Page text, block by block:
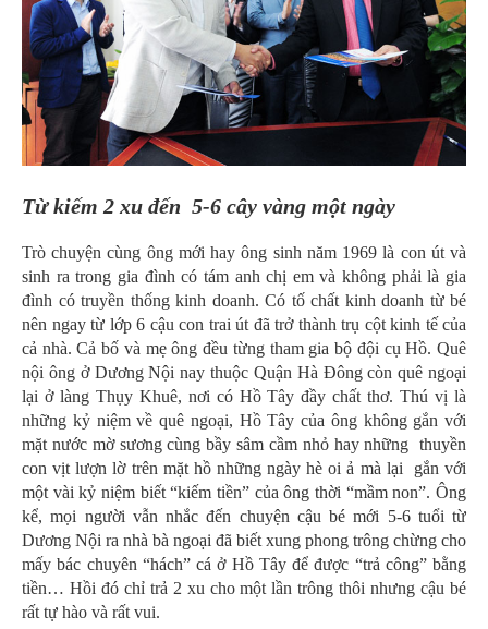
Từ kiếm 2 xu đến 5-6 cây vàng một ngày
Trò chuyện cùng ông mới hay ông sinh năm 1969 là con út và
sinh ra trong gia đình có tám anh chị em và không phải là gia
đình có truyền thống kinh doanh. Có tố chất kinh doanh từ bé
nên ngay từ lớp 6 cậu con trai út đã trở thành trụ cột kinh tế của
cả nhà. Cả bố và mẹ ông đều từng tham gia bộ đội cụ Hồ. Quê
nội ông ở Dương Nội nay thuộc Quận Hà Đông còn quê ngoại
lại ở làng Thụy Khuê, nơi có Hồ Tây đầy chất thơ. Thú vị là
những kỷ niệm về quê ngoại, Hồ Tây của ông không gắn với
mặt nước mờ sương cùng bầy sâm cầm nhỏ hay những thuyền
con vịt lượn lờ trên mặt hồ những ngày hè oi ả mà lại gắn với
một vài kỷ niệm biết “kiếm tiền” của ông thời “mầm non”. Ông
kể, mọi người vẫn nhắc đến chuyện cậu bé mới 5-6 tuổi từ
Dương Nội ra nhà bà ngoại đã biết xung phong trông chừng cho
mấy bác chuyên “hách” cá ở Hồ Tây để được “trả công” bằng
tiền… Hồi đó chỉ trả 2 xu cho một lần trông thôi nhưng cậu bé
rất tự hào và rất vui.